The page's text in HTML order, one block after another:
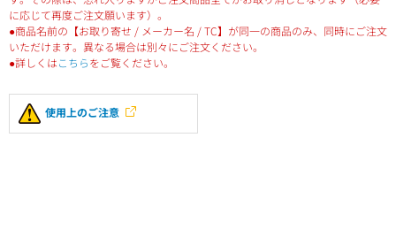
に応じて再度ご注文願います）。
●商品名前の【お取り寄せ / メーカー名 / TC】が同一の商品のみ、同時にご注文
いただけます。異なる場合は別々にご注文ください。
●詳しくはこちらをご覧ください。
使用上のご注意